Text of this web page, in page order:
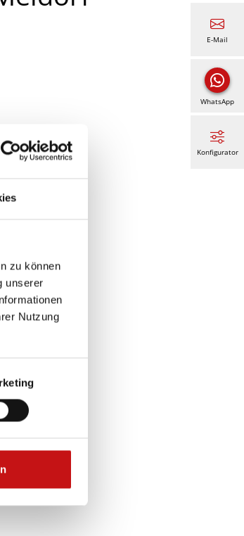
zu können
unserer
Nutzung
E-Mail
WhatsApp
Konfigurator